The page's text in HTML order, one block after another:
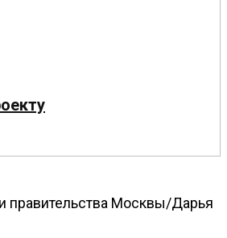
правительства Москвы/Дарья